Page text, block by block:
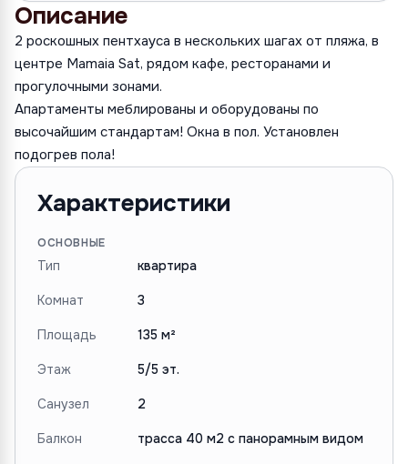
Описание
2 роскошных пентхауса в нескольких шагах от пляжа, в
центре Mamaia Sat, рядом кафе, ресторанами и
прогулочными зонами.
Апартаменты меблированы и оборудованы по
высочайшим стандартам! Окна в пол. Установлен
Характеристики
ОСНОВНЫЕ
Тип квартира
Комнат 3
Площадь 135 м²
Этаж 5/5 эт.
Санузел 2
Балкон трасса 40 м2 с панорамным видом